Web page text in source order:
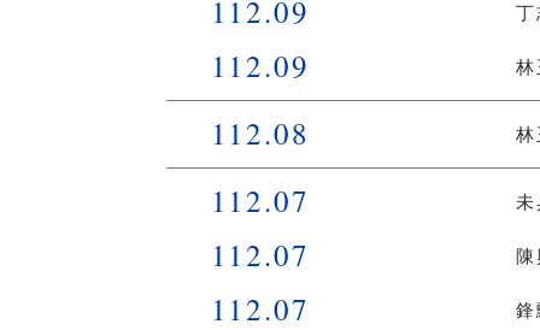
112.09
112.09
112.08
112.07
112.07
112.07